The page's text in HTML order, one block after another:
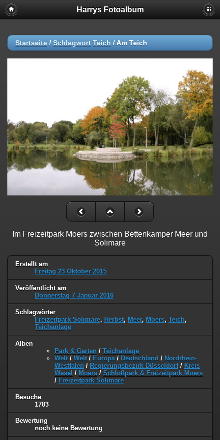
Harrys Fotoalbum
Startseite / Schlagwort Teich / Am Teich
Im Freizeitpark Moers zwischen Bettenkamper Meer und
Solimare
Erstellt am
Freitag 23 Oktober 2015
Veröffentlicht am
Donnerstag 7 Januar 2016
Schlagwörter
Freizeitpark Solimare, Herbst, Meer, Moers, Teich,
Teichanlage
Alben
Park & Garten / Teichanlage
Welt / Welt / Europa / Deutschland / Nordrhein-
Westfalen / Regierungsbezirk Düsseldorf/ Kreis
Wesel / Moers / Schloßpark & Freizeitpark Moers
/ Freizeitpark Solimare
Besuche
1783
Bewertung
noch keine Bewertung